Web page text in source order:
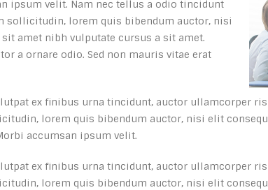
ipsum velit. Nam nec tellus a odio tincidunt
sollicitudin, lorem quis bibendum auctor, nisi
amet nibh vulputate cursus a sit amet.
a ornare odio. Sed non mauris vitae erat
ex finibus urna tincidunt, auctor ullamcorper
lorem quis bibendum auctor, nisi elit
accumsan ipsum velit.
ex finibus urna tincidunt, auctor ullamcorper
lorem quis bibendum auctor, nisi elit